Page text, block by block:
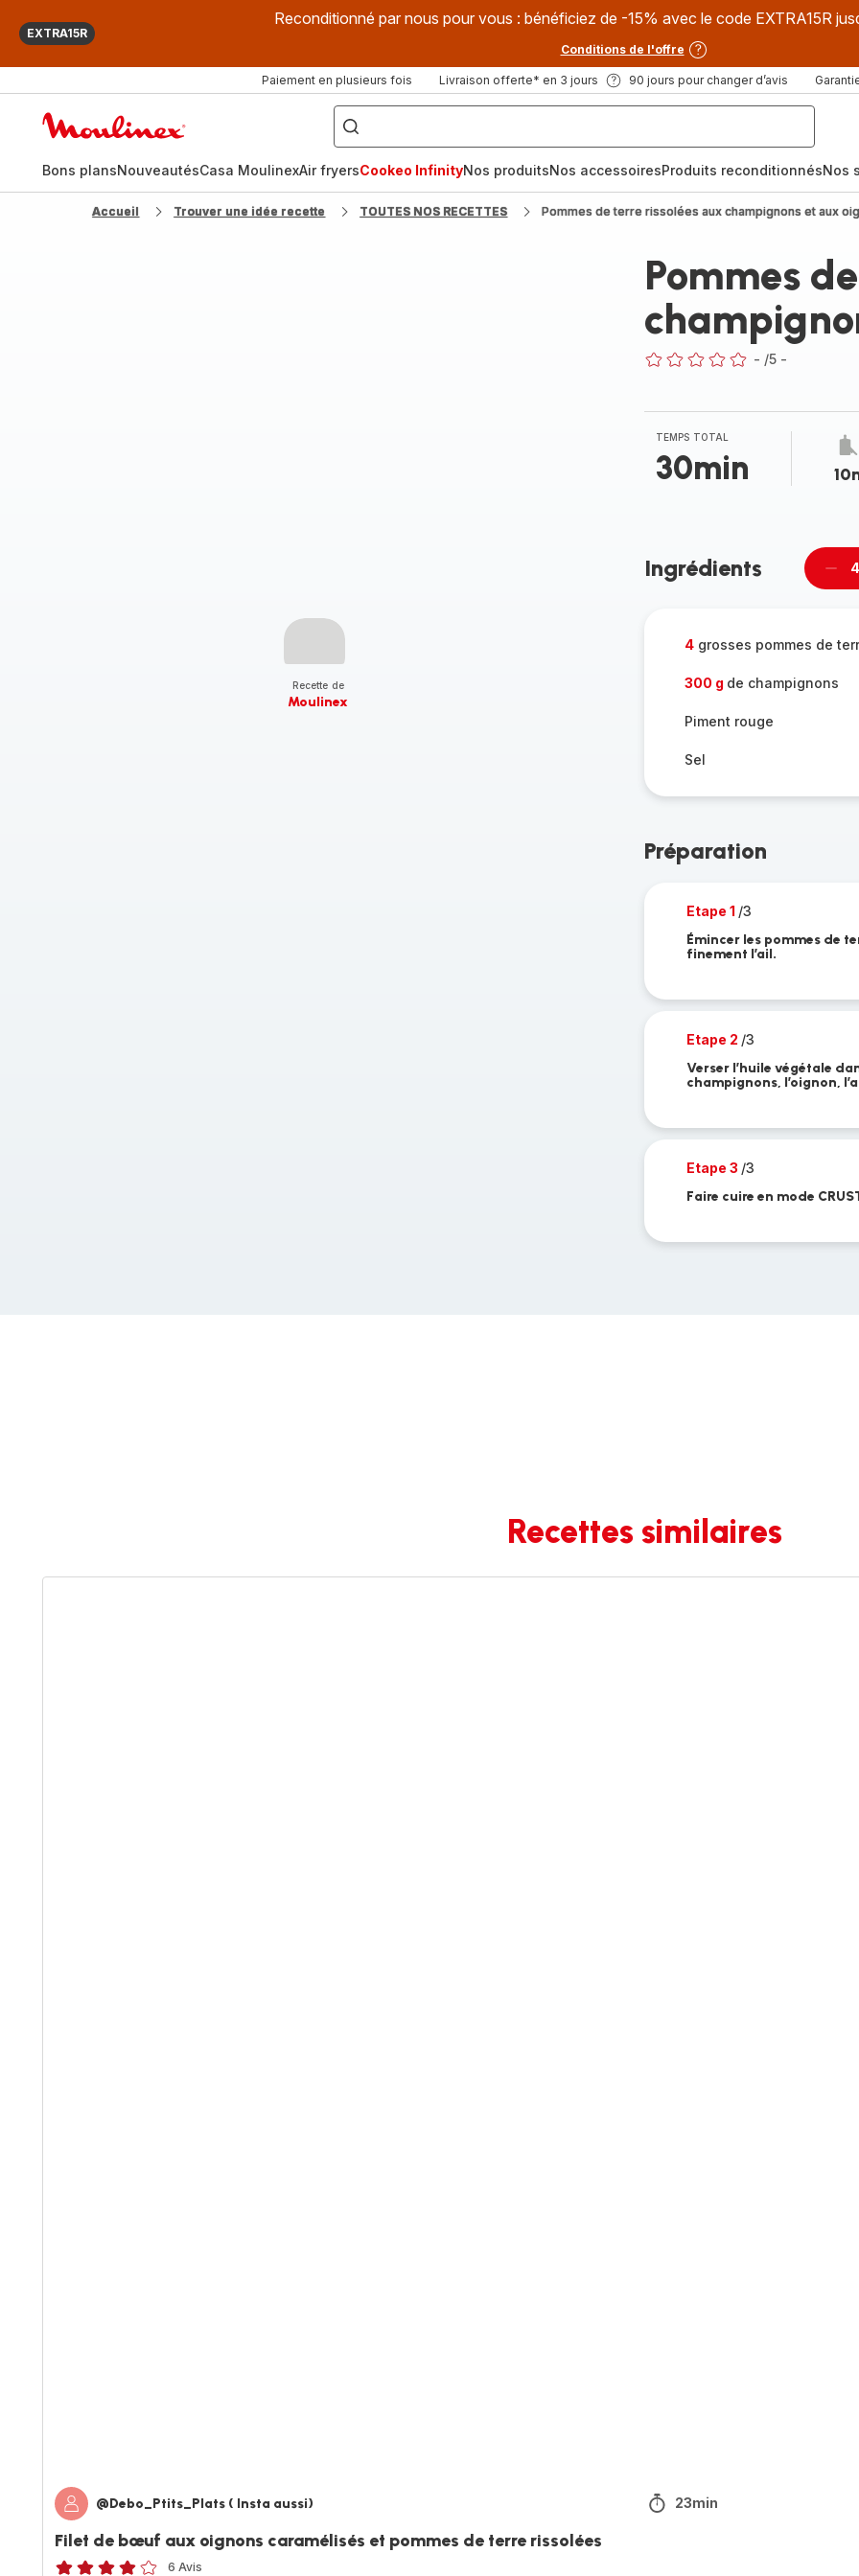
EXTRA15R
Reconditionné par nous pour vous : bénéficiez de -15% avec le code EXTRA15R
Conditions de l'offre
Paiement en plusieurs fois Livraison offerte* en 3 jours 90 jours pour changer d’avis
["Que
recherchez-
vous
?",
fryer",
"Companion"]
Bons plansNouveautésCasa MoulinexAir fryersCookeo InfinityNos produitsNos accessoiresProduits reconditionnésNos
Accueil Trouver une idée recette TOUTES NOS RECETTES Pommes de terre rissolées aux champignons et aux
Recette de
Moulinex
Pommes
- /5 -
TEMPS TOTAL
30min
Ingrédients
4grosses pommes de
300 g de champignons
Piment rouge
Sel
Préparation
Etape 1 /3
Émincer les pommes de
finement l’ail.
Etape 2 /3
Verser l’huile végétale
champignons, l’oignon,
Etape 3 /3
Faire cuire en mode
Recettes similaires
@Debo_Ptits_Plats ( Insta aussi) 23min
Filet de bœuf aux oignons caramélisés et pommes de terre rissolées
6 Avis